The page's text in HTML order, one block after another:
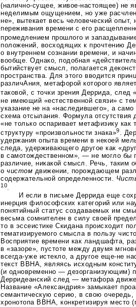
(налично-сущее,живое-настоящее) не
неделимым ощущением, но уже
не», вытекает весь человеческий
переживания времени с его
промедлением прошлого и
положений, восходящих к прочтению
о внутреннем сознании времени, и
вообще. Однако, подобная
бытийствует смысл, полагается
пространства. Для этого вводится
различАния, метафорой которого
таковой, с точки зрения Деррида, след
не имеющий «естественной связи» с
указание не на «наследившего», а
схема отсылания. Формула отсутствия
«не только оспаривает метафизику как
структуру «произвольности знака»9
.
удержания опыта времени в некоей
следа, удерживающего другое как
в самотождественном», — не могло бы
различие, никакой смысл. Речь, таким
о чистом движении, порождающем
содержательной определенности.
10.
И если в письме Деррида еще
инерция философских категорий или
понятийный статус создаваемых им
весьма сомнителен в силу своей
то в эссеистике Скидана происходит
тематизируемого смысла в пользу
Восприятие времени как ландшафта,
в «зазоре», пустоте между двумя
всегда-уже истекло, а другое еще-не
текст ВВНА, являясь исходным
(и одновременно — дезорганизующим)
Дерридеанский след — метафора
Название «Александрия» замыкает
семантическую серию, в свою
хронотопа ВВНА, конкретизируя место